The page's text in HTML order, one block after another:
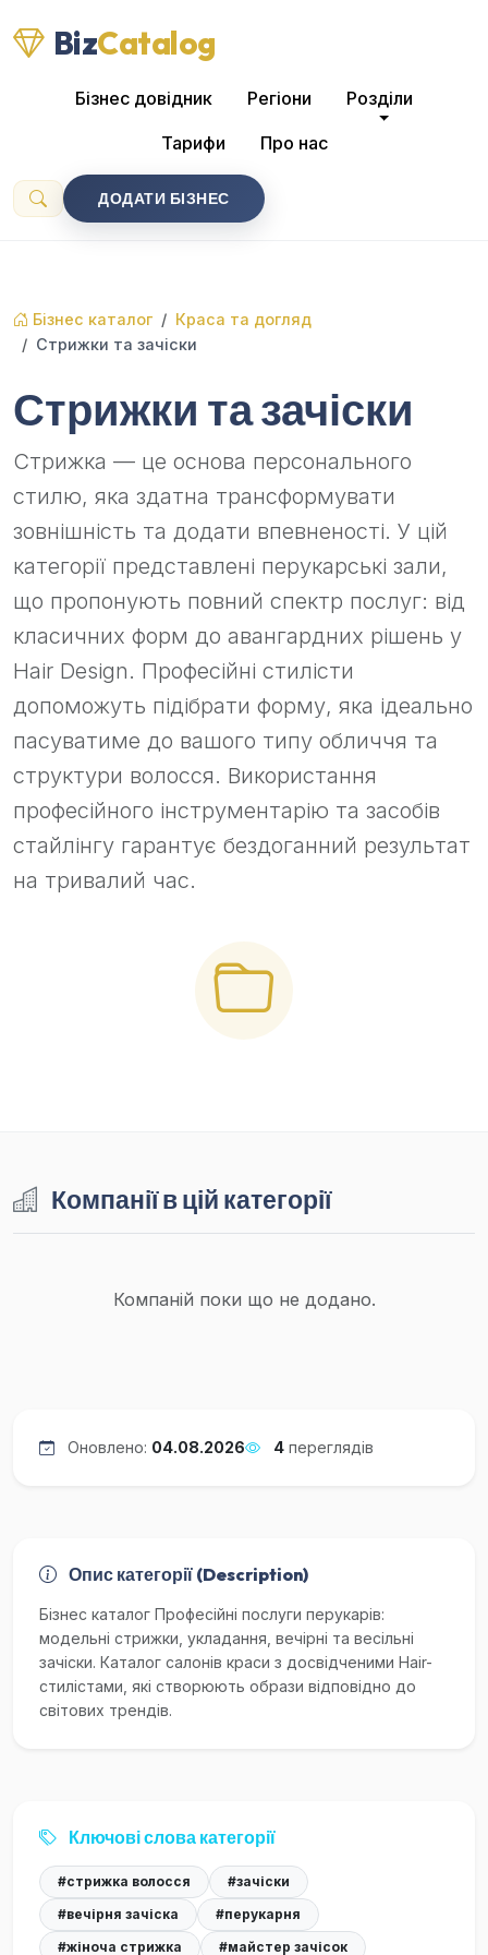
BizCatalog
Бізнес довідник Регіони Розділи
Тарифи Про нас
ДОДАТИ БІЗНЕС
Бізнес каталог
Краса та догляд
Стрижки та зачіски
Стрижки та зачіски
Стрижка — це основа персонального
стилю, яка здатна трансформувати
зовнішність та додати впевненості. У цій
категорії представлені перукарські зали,
що пропонують повний спектр послуг: від
класичних форм до авангардних рішень у
Hair Design. Професійні стилісти
допоможуть підібрати форму, яка ідеально
пасуватиме до вашого типу обличчя та
структури волосся. Використання
професійного інструментарію та засобів
стайлінгу гарантує бездоганний результат
на тривалий час.
Компанії в цій категорії
Компаній поки що не додано.
Оновлено: 04.08.2026 4 переглядів
Опис категорії (Description)
Бізнес каталог Професійні послуги перукарів:
модельні стрижки, укладання, вечірні та весільні
зачіски. Каталог салонів краси з досвідченими Hair-
стилістами, які створюють образи відповідно до
світових трендів.
Ключові слова категорії
#стрижка волосся
#зачіски
#вечірня зачіска
#перукарня
#жіноча стрижка
#майстер зачісок